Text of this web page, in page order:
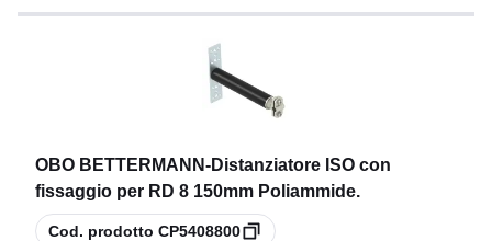
OBO BETTERMANN-Distanziatore ISO con
fissaggio per RD 8 150mm Poliammide.
copiaCod. prodotto CP5408800